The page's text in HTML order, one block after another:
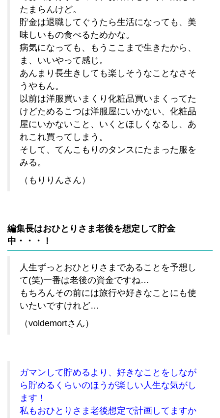
たまらんけど。
貯金は退職してぐうたら生活になっても、美
味しいもの食べるためかな。
病気になっても、もうここまで生きたから、
ま、いいやって感じ。
あんまり長生きしても楽しそうなことなさそ
うやもん。
以前は洋服買いまくり化粧品買いまくってた
けどためるこつは洋服屋にいかない、化粧品
屋にいかないこと、いくとほしくなるし、あ
れこれ買ってしまう。
そして、てんこもりのタンスにたまった服を
みる。
（もりりんさん）
編集長はおひとりさま老後を想定して貯金
中・・・！
人生ずっとおひとりさまであることを予想し
て(笑)一番は老後の資金ですね…
もちろんその前には旅行や好きなことにも使
いたいですけれど…
（voldemortさん）
ガマンして貯めるより、好きなことをしなが
ら貯めるくらいのほうが楽しい人生な気がし
ます！
私もおひとりさま老後想定で計画してますか